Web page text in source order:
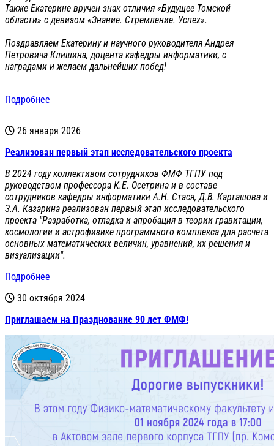
Также Екатерине вручен знак отличия «Будущее Томской
области» с девизом «Знание. Стремление. Успех».
Поздравляем Екатерину и научного руководителя Андрея
Петровича Клишина, доцента кафедры информатики, с
наградами и желаем дальнейших побед!
Подробнее
26 января 2026
Реализован первый этап исследовательского проекта
В 2024 году коллективом сотрудников ФМФ ТГПУ под
руководством профессора К.Е. Осетрина и в составе
сотрудников кафедры информатики А.Н. Стася, Д.В. Карташова и
З.А. Казарина реализован первый этап исследовательского
проекта "Разработка, отладка и апробация в теории гравитации,
космологии и астрофизике программного комплекса для расчета
основных математических величин, уравнений, их решения и
визуализации".
Подробнее
30 октября 2024
Приглашаем на Празднование 90 лет ФМФ!